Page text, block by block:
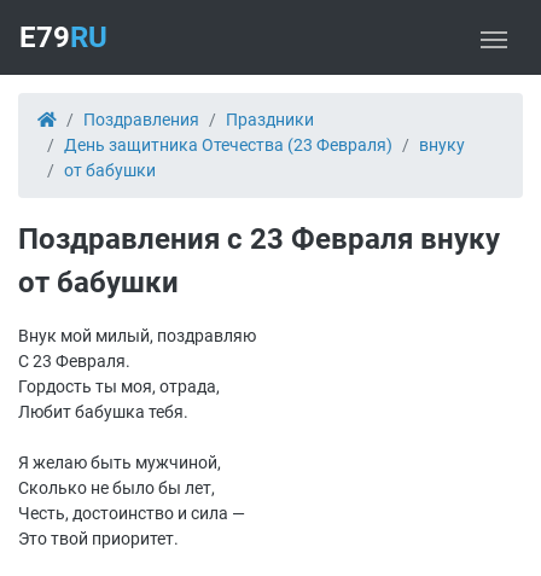
E79RU
Поздравления
Праздники
День защитника Отечества (23 Февраля)
внуку
от бабушки
Поздравления с 23 Февраля внуку
от бабушки
Внук мой милый, поздравляю
С 23 Февраля.
Гордость ты моя, отрада,
Любит бабушка тебя.
Я желаю быть мужчиной,
Сколько не было бы лет,
Честь, достоинство и сила —
Это твой приоритет.